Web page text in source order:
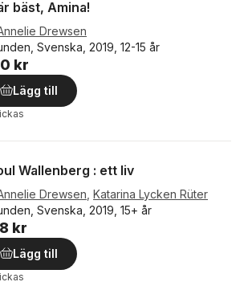
bäst, Amina!
Drewsen
Svenska, 2019, 12-15 år
kr
Lägg till
Wallenberg : ett liv
Drewsen Katarina Lycken Rüter
Svenska, 2019, 15+ år
kr
Lägg till